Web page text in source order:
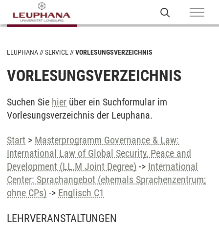
LEUPHANA SERVICE VORLESUNGSVERZEICHNIS
VORLESUNGSVERZEICHNIS
Suchen Sie hier über ein Suchformular im
Vorlesungsverzeichnis der Leuphana.
Start > Masterprogramm Governance & Law:
International Law of Global Security, Peace and
Development (LL.M Joint Degree) -> International
Center: Sprachangebot (ehemals Sprachenzentrum;
ohne CPs) -> Englisch C1
LEHRVERANSTALTUNGEN